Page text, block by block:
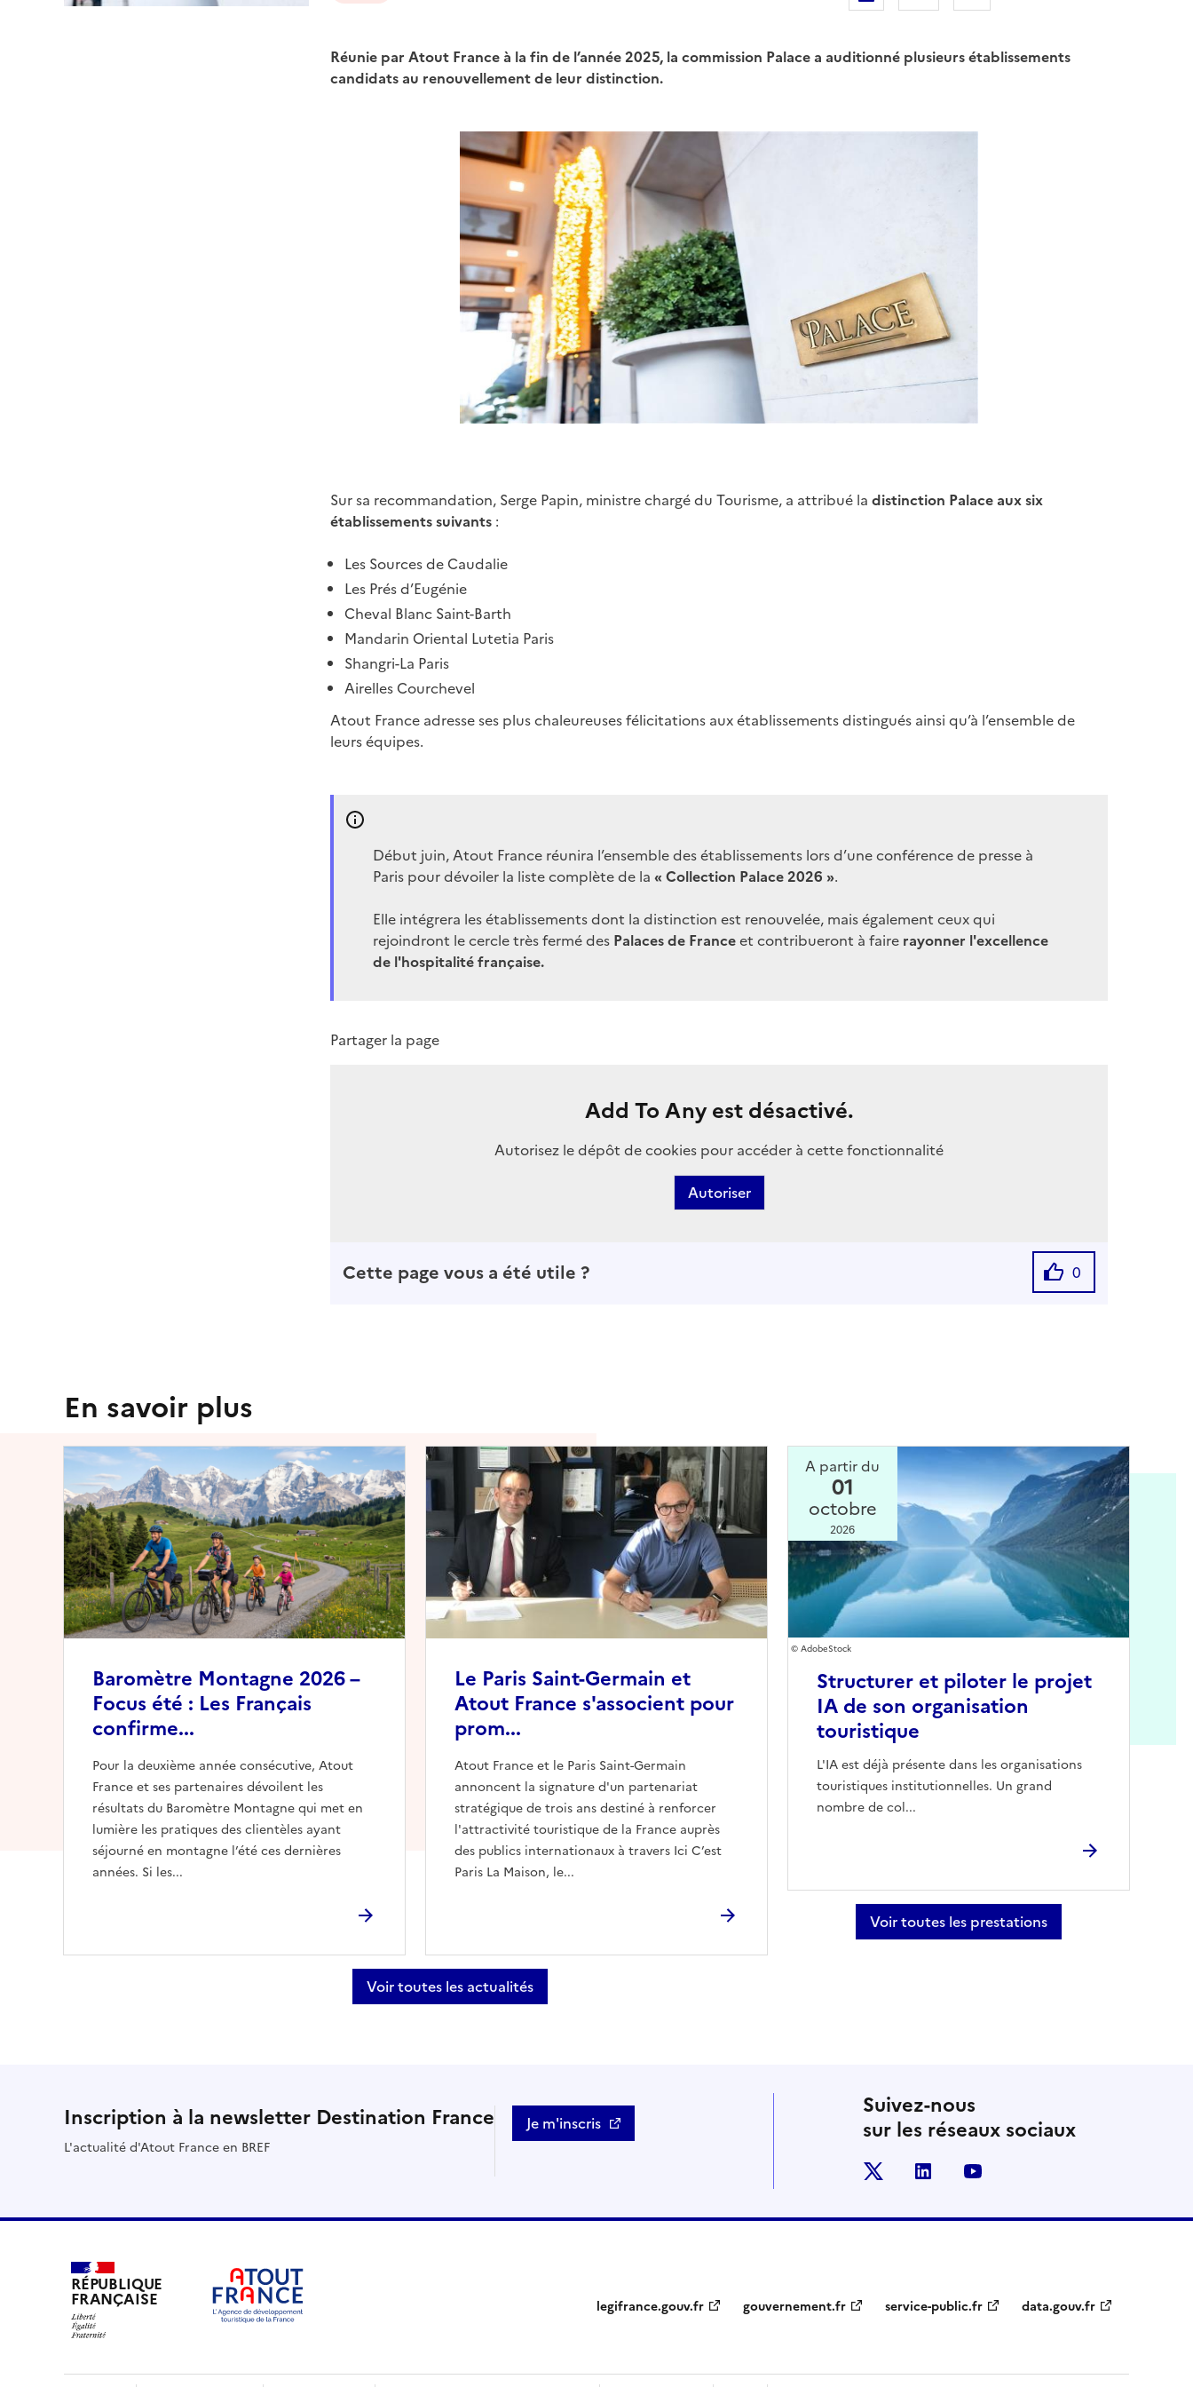
Réunie par Atout France à la fin de l’année 2025, la commission Palace a auditionné plusieurs établissements
candidats au renouvellement de leur distinction.
Sur sa recommandation, Serge Papin, ministre chargé du Tourisme, a attribué la distinction Palace aux six
établissements suivants :
Les Sources de Caudalie
Les Prés d’Eugénie
Cheval Blanc Saint-Barth
Mandarin Oriental Lutetia Paris
Shangri-La Paris
Airelles Courchevel
Atout France adresse ses plus chaleureuses félicitations aux établissements distingués ainsi qu’à l’ensemble de
leurs équipes.
Début juin, Atout France réunira l’ensemble des établissements lors d’une conférence de presse à
Paris pour dévoiler la liste complète de la « Collection Palace 2026 ».
Elle intégrera les établissements dont la distinction est renouvelée, mais également ceux qui
rejoindront le cercle très fermé des Palaces de Franceet contribueront à faire rayonner l'excellence
de l'hospitalité française.
Partager la page
Add To Any est désactivé.
Autorisez le dépôt de cookies pour accéder à cette fonctionnalité
Autoriser
Cette page vous a été utile ? 0
En savoir plus
Baromètre Montagne 2026 –
Focus été : Les Français
confirme...
Pour la deuxième année consécutive, Atout
France et ses partenaires dévoilent les
résultats du Baromètre Montagne qui met en
lumière les pratiques des clientèles ayant
séjourné en montagne l’été ces dernières
années. Si les...
Le Paris Saint-Germain et
Atout France s'associent pour
prom...
Atout France et le Paris Saint-Germain
annoncent la signature d'un partenariat
stratégique de trois ans destiné à renforcer
l'attractivité touristique de la France auprès
des publics internationaux à travers Ici C’est
Paris La Maison, le...
Voir toutes les actualités
Structurer et piloter le projet
IA de son organisation
touristique
L'IA est déjà présente dans les organisations
touristiques institutionnelles. Un grand
nombre de col...
AdobeStock
A partir du
01
octobre
2026
Voir toutes les prestations
Inscription à la newsletter Destination France
L'actualité d'Atout France en BREF
Je m'inscris
Suivez-nous
sur les réseaux sociaux
linkedin
RÉPUBLIQUE
FRANÇAISE legifrance.gouv.fr gouvernement.fr service-public.fr data.gouv.fr